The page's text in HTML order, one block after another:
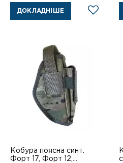
ДОКЛАДНІШЕ
Кобура поясна синт.
Форт 17, Форт 12,